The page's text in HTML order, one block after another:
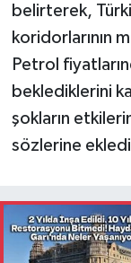
belirterek,
koridorlarının
Petrol
beklediklerini
şokların
sözlerine